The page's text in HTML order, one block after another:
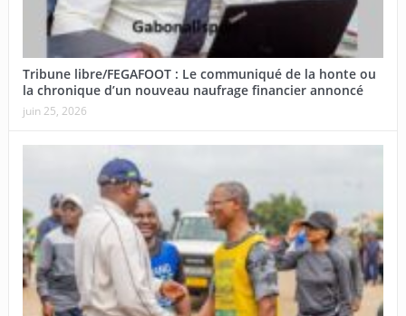
Tribune libre/FEGAFOOT : Le communiqué de la honte ou
la chronique d’un nouveau naufrage financier annoncé
juin 25, 2026